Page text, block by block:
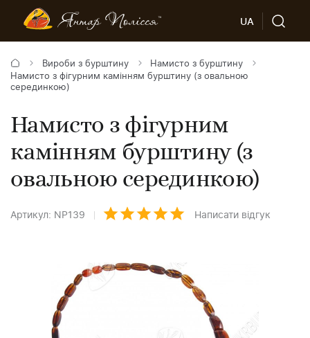
UA
Вироби з бурштину
Намисто з бурштину
Намисто з фігурним камінням бурштину (з овальною
серединкою)
Намисто з фігурним
камінням бурштину (з
овальною серединкою)
Артикул: NP139 Написати відгук